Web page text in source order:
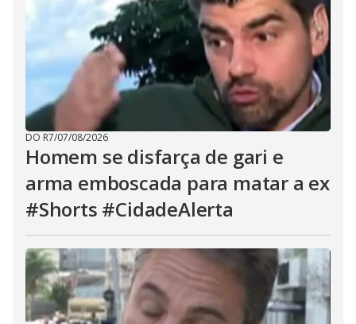
DO R7/07/08/2026
Homem se disfarça de gari e
arma emboscada para matar a ex
#Shorts #CidadeAlerta